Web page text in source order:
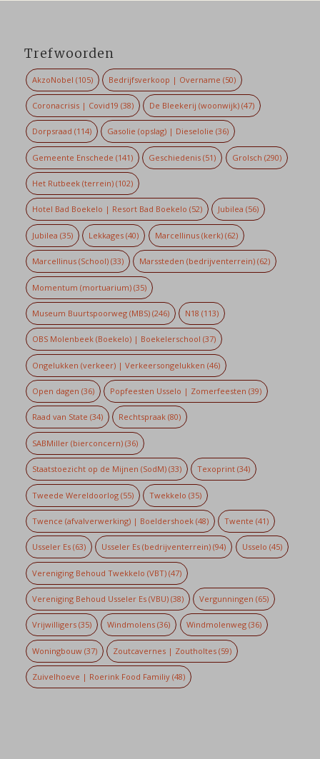
Trefwoorden
AkzoNobel (105) Bedrijfsverkoop | Overname (50)
Coronacrisis | Covid19 (38) De Bleekerij (woonwijk) (47)
Dorpsraad (114) Gasolie (opslag) | Dieselolie (36)
Gemeente Enschede (141) Geschiedenis (51) Grolsch (290)
Het Rutbeek (terrein)(102)
Hotel Bad Boekelo | Resort Bad Boekelo (52) Jubilea (56)
Jubilea (35) Lekkages (40) Marcellinus (kerk)(62)
Marcellinus (School)(33) Marssteden (bedrijventerrein) (62)
Momentum (mortuarium)(35)
Museum Buurtspoorweg (MBS)(246) N18 (113)
OBS Molenbeek (Boekelo) | Boekelerschool (37)
Ongelukken (verkeer) | Verkeersongelukken (46)
Open dagen (36) Popfeesten Usselo | Zomerfeesten (39)
Raad van State (34) Rechtspraak (80)
SABMiller (bierconcern)(36)
Staatstoezicht op de Mijnen (SodM)(33) Texoprint (34)
Tweede Wereldoorlog(55) Twekkelo (35)
Twence (afvalverwerking) | Boeldershoek(48) Twente (41)
Usseler Es(63) Usseler Es (bedrijventerrein) (94) Usselo (45)
Vereniging Behoud Twekkelo (VBT)(47)
Vereniging Behoud Usseler Es (VBU)(38) Vergunningen (65)
Vrijwilligers(35) Windmolens (36) Windmolenweg(36)
Woningbouw(37) Zoutcavernes | Zoutholtes (59)
Zuivelhoeve | Roerink Food Familiy(48)